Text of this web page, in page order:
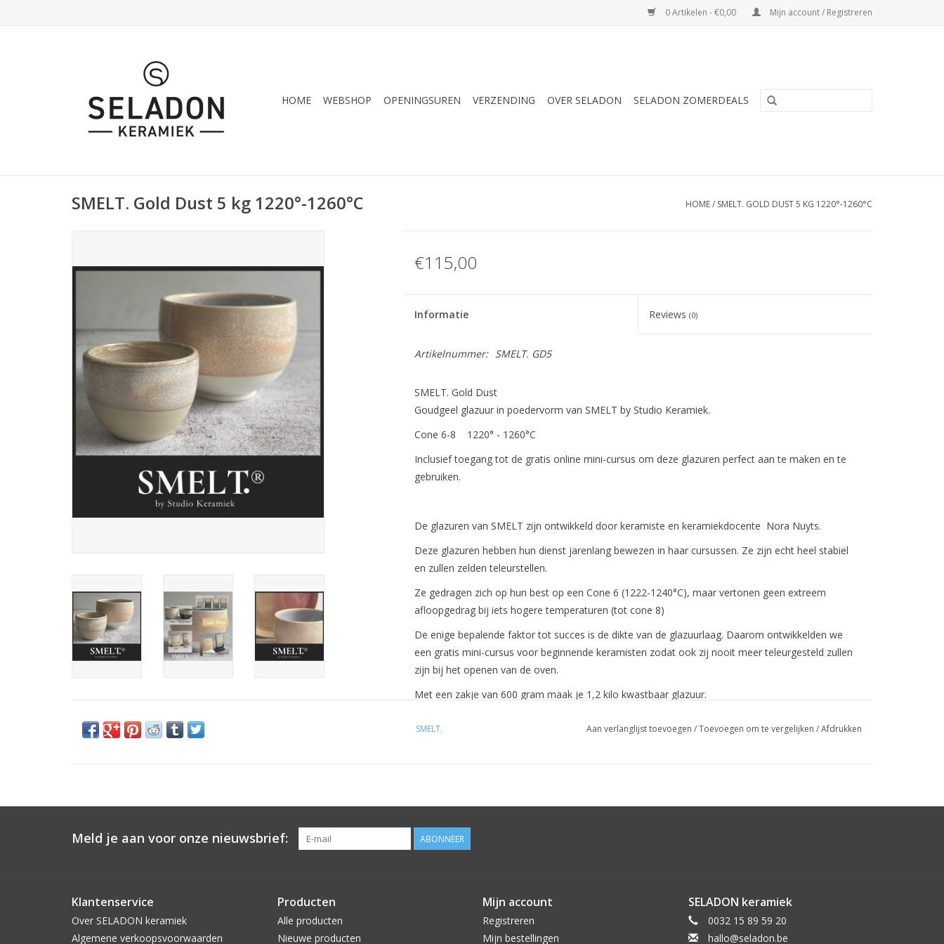
0 Artikelen - €0,00 Mijn account / Registreren
HOME WEBSHOP OPENINGSUREN VERZENDING OVER SELADON SELADON ZOMERDEALS
SMELT. Gold Dust 5 kg 1220°-1260°C HOME/ SMELT. GOLD DUST 5 KG 1220°-1260°C
€115,00
Informatie Reviews(0)
Artikelnummer: SMELT. GD5
SMELT. Gold Dust
Goudgeel glazuur in poedervorm van SMELT by Studio Keramiek.
Cone 6-8 1220° - 1260°C
Inclusief toegang tot de gratis online mini-cursus om deze glazuren perfect aan te maken en te
gebruiken.
De glazuren van SMELT zijn ontwikkeld door keramiste en keramiekdocente Nora Nuyts.
Deze glazuren hebben hun dienst jarenlang bewezen in haar cursussen. Ze zijn echt heel stabiel
en zullen zelden teleurstellen.
Ze gedragen zich op hun best op een Cone 6 (1222-1240°C), maar vertonen geen extreem
afloopgedrag bij iets hogere temperaturen (tot cone 8)
De enige bepalende faktor tot succes is de dikte van de glazuurlaag. Daarom ontwikkelden we
een gratis mini-cursus voor beginnende keramisten zodat ook zij nooit meer teleurgesteld zullen
zijn bij het openen van de oven.
Met een zakje van 600 gram maak je 1,2 kilo kwastbaar glazuur.
SMELT. Aan verlanglijst toevoegen /Toevoegen om te vergelijken /Afdrukken
Meld je aan voor onze nieuwsbrief: ABONNEER
Klantenservice
Over SELADON keramiek
Algemene verkoopsvoorwaarden
Producten
Alle producten
Nieuwe producten
Mijn account
Registreren
Mijn bestellingen
SELADON keramiek
0032 15 89 59 20
hallo@seladon.be